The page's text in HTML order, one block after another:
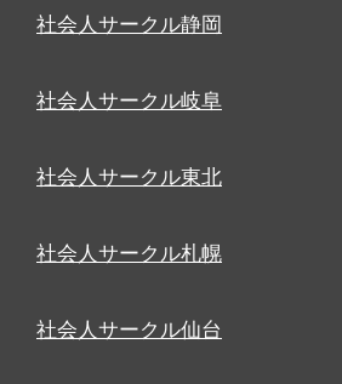
社会人サークル静岡
社会人サークル岐阜
社会人サークル東北
社会人サークル札幌
社会人サークル仙台